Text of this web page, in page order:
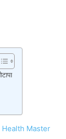
Health Master